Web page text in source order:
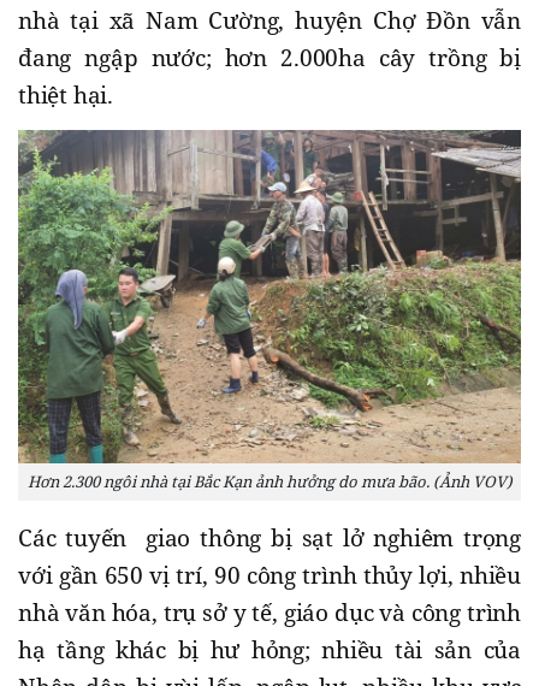
nhà tại xã Nam Cường, huyện Chợ Đồn vẫn
đang ngập nước; hơn 2.000ha cây trồng bị
thiệt hại.
Hơn 2.300 ngôi nhà tại Bắc Kạn ảnh hưởng do mưa bão. (Ảnh VOV)
Các tuyến giao thông bị sạt lở nghiêm trọng
với gần 650 vị trí, 90 công trình thủy lợi, nhiều
nhà văn hóa, trụ sở y tế, giáo dục và công trình
hạ tầng khác bị hư hỏng; nhiều tài sản của